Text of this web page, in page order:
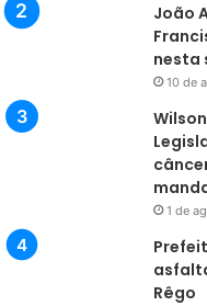
João
nesta
10 de
1 de
Rêgo